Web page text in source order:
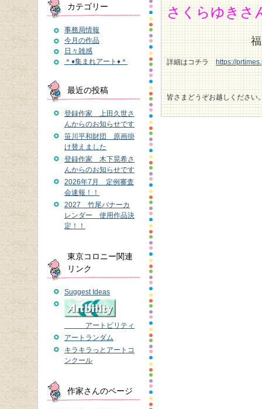
さくらゆきさ
福永紙工＜空
詳細はコチラ https://
皆さまどうぞお越しください
カテゴリー
事務局情報
今月の作品
日々雑感
＊♦集まれアート♦＊
最近の投稿
登録作家 上田久世さ
んからのお知らせです
笹川平和財団 原画掛
け替えました
登録作家 木下晃希さ
んからのお知らせです
2026年7月 定例審査
会速報！！
2027 竹尾バナーカ
レンダー 使用作品決
定！！
東京コロニー関連
リンク
Suggest Ideas
アートビリティ
アートランダム
キラキラっとアートコ
ンクール
作家さんのページ